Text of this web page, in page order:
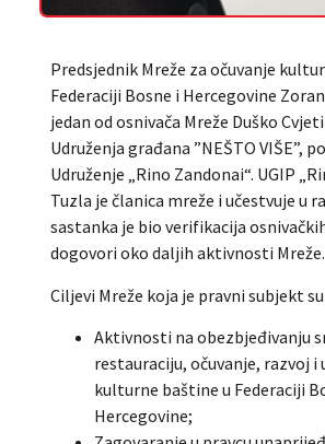
Predsjednik Mreže za očuvanje
Federaciji Bosne i Hercegovine
jedan od osnivača Mreže Duško
Udruženja građana ”NEŠTO VIŠE”,
Udruženje „Rino Zandonai“. UGIP
Tuzla je članica mreže i učestvuje u
sastanka je bio verifikacija
dogovori oko daljih aktivnosti Mreže.
Ciljevi Mreže koja je pravni subjekt
Aktivnosti na obezbjeđivanju
restauraciju, očuvanje, razvoj i
kulturne baštine u Federaciji
Hercegovine;